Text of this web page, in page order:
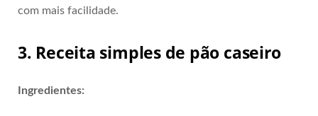
com mais facilidade.
3. Receita simples de pão caseiro
Ingredientes: